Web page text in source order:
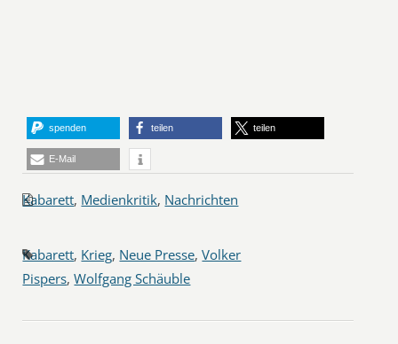
spenden teilen teilen
E-Mail
Kabarett, Medienkritik, Nachrichten
Kabarett, Krieg, Neue Presse,Volker
Pispers,Wolfgang Schäuble